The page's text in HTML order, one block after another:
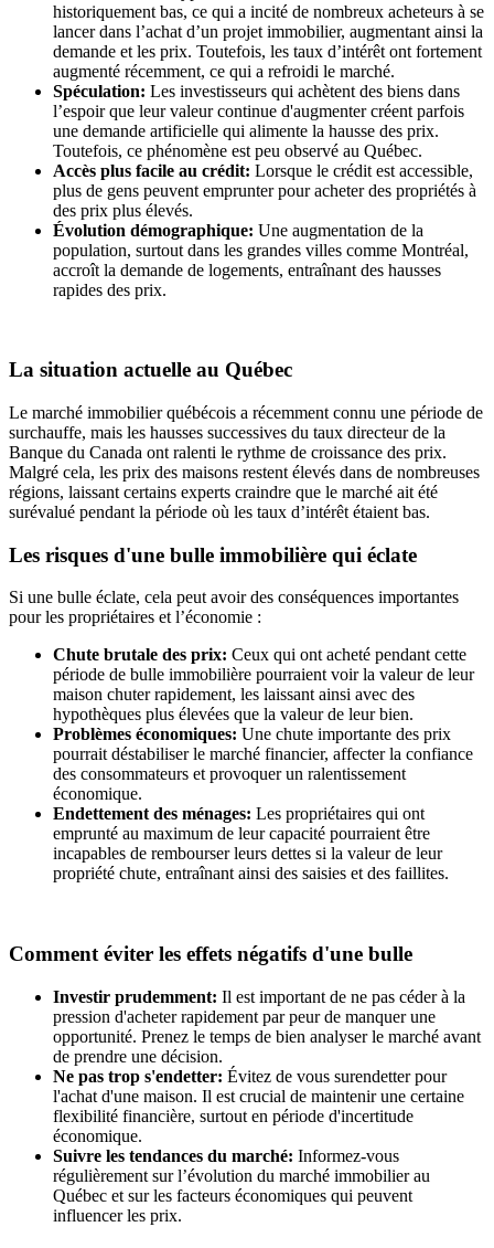
historiquement bas, ce qui a incité de nombreux acheteurs à se
lancer dans l’achat d’un projet immobilier, augmentant ainsi la
demande et les prix. Toutefois, les taux d’intérêt ont fortement
augmenté récemment, ce qui a refroidi le marché.
Spéculation: Les investisseurs qui achètent des biens dans
l’espoir que leur valeur continue d'augmenter créent parfois
une demande artificielle qui alimente la hausse des prix.
Toutefois, ce phénomène est peu observé au Québec.
Accès plus facile au crédit: Lorsque le crédit est accessible,
plus de gens peuvent emprunter pour acheter des propriétés à
des prix plus élevés.
Évolution démographique: Une augmentation de la
population, surtout dans les grandes villes comme Montréal,
accroît la demande de logements, entraînant des hausses
rapides des prix.
La situation actuelle au Québec
Le marché immobilier québécois a récemment connu une période de
surchauffe, mais les hausses successives du taux directeur de la
Banque du Canada ont ralenti le rythme de croissance des prix.
Malgré cela, les prix des maisons restent élevés dans de nombreuses
régions, laissant certains experts craindre que le marché ait été
surévalué pendant la période où les taux d’intérêt étaient bas.
Les risques d'une bulle immobilière qui éclate
Si une bulle éclate, cela peut avoir des conséquences importantes
pour les propriétaires et l’économie :
Chute brutale des prix: Ceux qui ont acheté pendant cette
période de bulle immobilière pourraient voir la valeur de leur
maison chuter rapidement, les laissant ainsi avec des
hypothèques plus élevées que la valeur de leur bien.
Problèmes économiques: Une chute importante des prix
pourrait déstabiliser le marché financier, affecter la confiance
des consommateurs et provoquer un ralentissement
économique.
Endettement des ménages: Les propriétaires qui ont
emprunté au maximum de leur capacité pourraient être
incapables de rembourser leurs dettes si la valeur de leur
propriété chute, entraînant ainsi des saisies et des faillites.
Comment éviter les effets négatifs d'une bulle
Investir prudemment: Il est important de ne pas céder à la
pression d'acheter rapidement par peur de manquer une
opportunité. Prenez le temps de bien analyser le marché avant
de prendre une décision.
Ne pas trop s'endetter: Évitez de vous surendetter pour
l'achat d'une maison. Il est crucial de maintenir une certaine
flexibilité financière, surtout en période d'incertitude
économique.
Suivre les tendances du marché: Informez-vous
régulièrement sur l’évolution du marché immobilier au
Québec et sur les facteurs économiques qui peuvent
influencer les prix.